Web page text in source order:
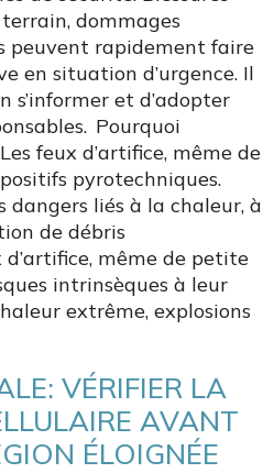
dommages
peuvent rapidement faire
en situation d’urgence. Il
s’informer et d’adopter
Pourquoi
feux d’artifice, même de
pyrotechniques.
dangers liés à la chaleur, à
de débris
même de petite
intrinsèques à leur
extrême, explosions
VÉRIFIER LA
AVANT
ÉLOIGNÉE